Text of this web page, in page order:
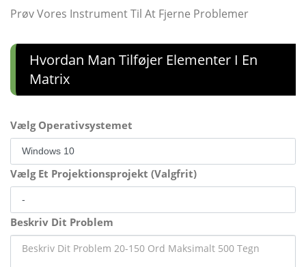
Prøv Vores Instrument Til At Fjerne Problemer
Hvordan Man Tilføjer Elementer I En
Matrix
Vælg Operativsystemet
Vælg Et Projektionsprojekt (Valgfrit)
Beskriv Dit Problem